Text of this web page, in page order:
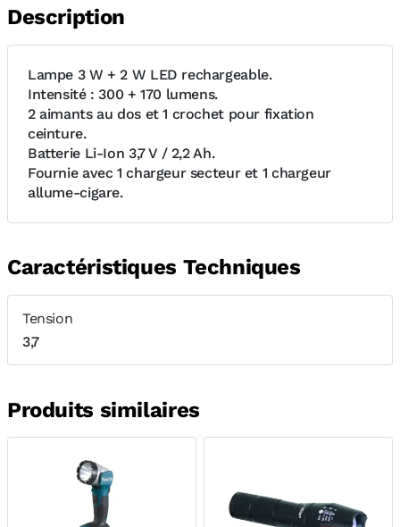
Description
Lampe 3 W + 2 W LED rechargeable.
Intensité : 300 + 170 lumens.
2 aimants au dos et 1 crochet pour fixation
ceinture.
Batterie Li-Ion 3,7 V / 2,2 Ah.
Fournie avec 1 chargeur secteur et 1 chargeur
allume-cigare.
Caractéristiques Techniques
Tension
3,7
Produits similaires